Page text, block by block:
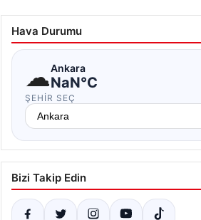
Hava Durumu
☁Ankara
NaN°C
ŞEHIR SEÇ
Bizi Takip Edin